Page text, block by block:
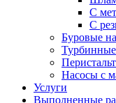
С
С
Буровые
Насосы с
Услуги
Выполненные